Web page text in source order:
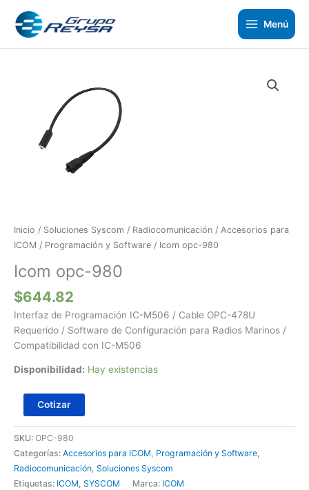
contenido
Menú
Inicio / Soluciones Syscom / Radiocomunicación / Accesorios para
ICOM / Programación y Software / Icom opc-980
Icom opc-980
$644.82
Interfaz de Programación IC-M506 / Cable OPC-478U
Requerido / Software de Configuración para Radios Marinos /
Compatibilidad con IC-M506
Disponibilidad: Hay existencias
Cotizar
SKU: OPC-980
Categorías: Accesorios para ICOM, Programación y Software,
Radiocomunicación, Soluciones Syscom
Etiquetas: ICOM, SYSCOM Marca: ICOM